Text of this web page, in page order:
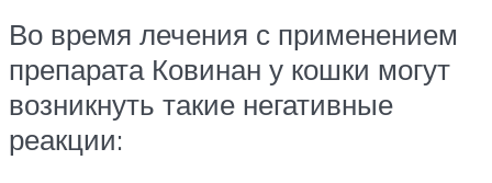
Во время лечения с применением
препарата Ковинан у кошки могут
возникнуть такие негативные
реакции: